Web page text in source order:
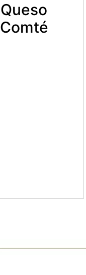
Queso
Comté